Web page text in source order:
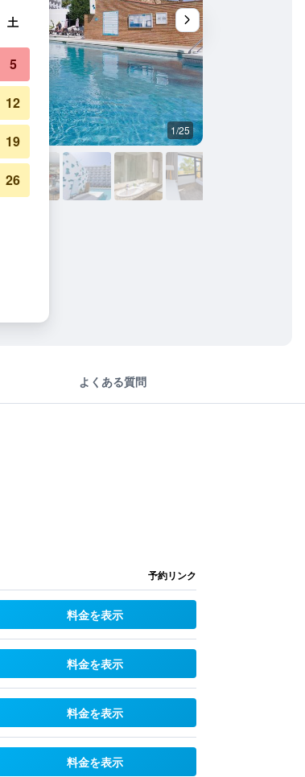
1/25
よくある質問
予約リンク
料金を表示
料金を表示
料金を表示
料金を表示
土
5
12
19
26